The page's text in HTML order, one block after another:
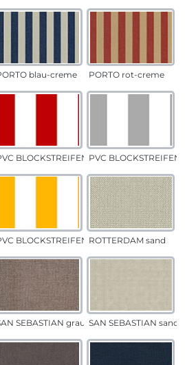
blau-creme PORTO rot-creme
BLOCKSTREIFEN rotPVC BLOCKSTREIFEN
BLOCKSTREIFEN gelbROTTERDAM sand
SEBASTIAN grau-sandSAN SEBASTIAN sand